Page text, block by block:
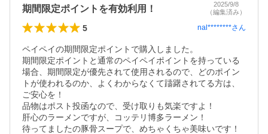
期間限定ポイントを有効利用！
2025/9/8
（編集済み）
5 nal********さん
ペイペイの期間限定ポイントで購入しました。
期間限定ポイントと通常のペイペイポイントを持っている
場合、期間限定が優先されて使用されるので、どのポイン
トが使われるのか、よくわからなくて躊躇されてる方は、
ご安心を！
品物はポスト投函なので、受け取りも気楽ですよ！
肝心のラーメンですが、コッテリ博多ラーメン！
待ってましたの豚骨スープで、めちゃくちゃ美味いです！